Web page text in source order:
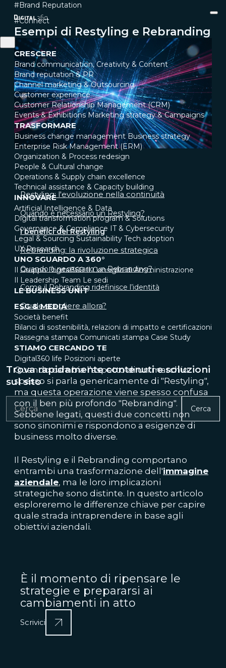
CRESCERE
Brand communication, Creativity & Content
Brand reputation & PR
Channel marketing & Outsourcing
Customer experience
Customer Relationship Management (CRM)
Events & Exhibitions Marketing strategy & Campaigns
TRASFORMARE
Business change management Business strategy
Enterprise Risk Management (ERM)
Organization & Process redesign
People & Cultural change
Operations & Supply chain excellence
Technical assistance & Capacity building
INNOVARE
Artificial Intelligence & Data
Digital transformation program & Solutions
Governance & Compliance IT & Cybersecurity
Legal & Sourcing Sustainability Tech adoption
UX Research
UNO SGUARDO A 360°
Il Gruppo Digital360 Il Consiglio di Amministrazione
Il Leadership Team Le sedi
LE BUSINESS UNIT
ESG & MEDIA
Società benefit
Bilanci di sostenibilità, relazioni di impatto e certificazioni
Rassegna stampa Comunicati stampa Case Study
STIAMO CERCANDO TE
Digital360 life Posizioni aperte
Trova rapidamente contenuti e soluzioni
sul sito
Cerca
#Brand Reputation
#Connect
Esempi di Restyling e Rebranding
Restyling: l'evoluzione nella continuità
Quando è necessario un Restyling?
I benefici del Restyling
Rebranding: la rivoluzione strategica
Quando è necessario un Rebranding?
Come il Rebranding ridefinisce l’identità
Quale scegliere allora?
Quando cambia l’aspetto di un marchio
spesso si parla genericamente di "Restyling",
ma questa operazione viene spesso confusa
con il ben più profondo "Rebranding".
Sebbene legati, questi due concetti non
sono sinonimi e rispondono a esigenze di
business molto diverse.
Il Restyling e il Rebranding comportano
entrambi una trasformazione dell'immagine
aziendale, ma le loro implicazioni
strategiche sono distinte. In questo articolo
esploreremo le differenze chiave per capire
quale strada intraprendere in base agli
obiettivi aziendali.
È il momento di ripensare le
strategie e prepararsi ai
cambiamenti in atto
Scrivici